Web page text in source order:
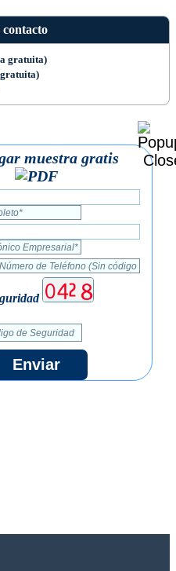
contacto
gratuita)
muestra gratis
Enviar